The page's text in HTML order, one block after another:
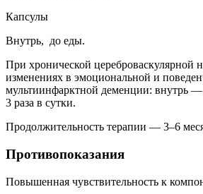
Капсулы
Внутрь, до еды.
При хронической цереброваскулярной
изменениях в эмоциональной и
мультиинфарктной деменции: внутрь —
3 раза в сутки.
Продолжительность терапии — 3–6
Противопоказания
Повышенная чувствительность к